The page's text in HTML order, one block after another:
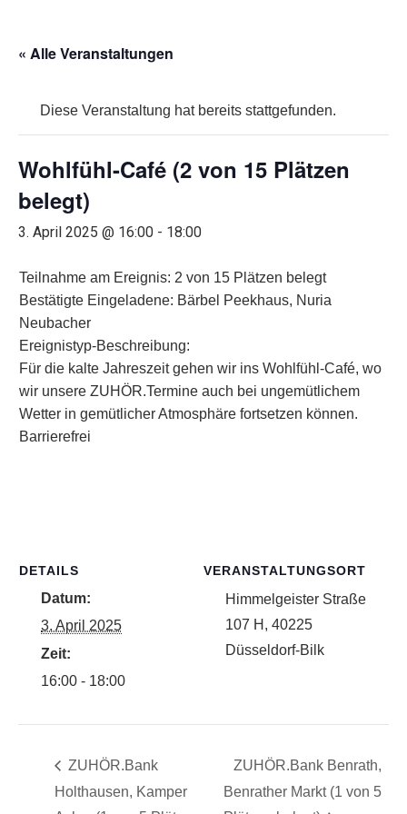
« Alle Veranstaltungen
Diese Veranstaltung hat bereits stattgefunden.
Wohlfühl-Café (2 von 15 Plätzen
belegt)
3. April 2025 @ 16:00 - 18:00
Teilnahme am Ereignis: 2 von 15 Plätzen belegt
Bestätigte Eingeladene: Bärbel Peekhaus, Nuria
Neubacher
Ereignistyp-Beschreibung:
Für die kalte Jahreszeit gehen wir ins Wohlfühl-Café, wo
wir unsere ZUHÖR.Termine auch bei ungemütlichem
Wetter in gemütlicher Atmosphäre fortsetzen können.
Barrierefrei
DETAILS
Datum:
3. April 2025
Zeit:
16:00 - 18:00
VERANSTALTUNGSORT
Himmelgeister Straße
107 H, 40225
Düsseldorf-Bilk
ZUHÖR.Bank
Holthausen, Kamper
ZUHÖR.Bank Benrath,
Benrather Markt (1 von 5